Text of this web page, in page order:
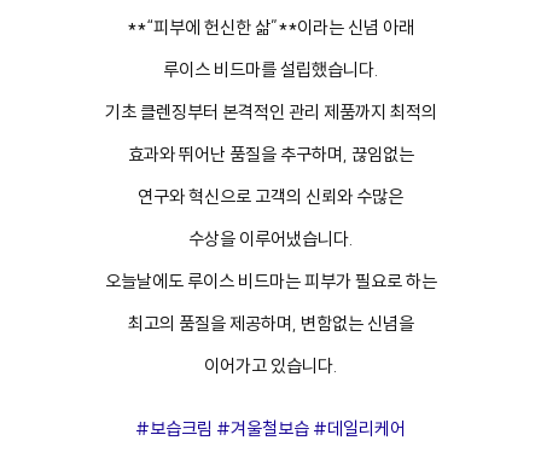
**“피부에 헌신한 삶”**이라는 신념 아래
루이스 비드마를 설립했습니다.
기초 클렌징부터 본격적인 관리 제품까지 최적의
효과와 뛰어난 품질을 추구하며, 끊임없는
연구와 혁신으로 고객의 신뢰와 수많은
수상을 이루어냈습니다.
오늘날에도 루이스 비드마는 피부가 필요로 하는
최고의 품질을 제공하며, 변함없는 신념을
이어가고 있습니다.
#보습크림 #겨울철보습 #데일리케어